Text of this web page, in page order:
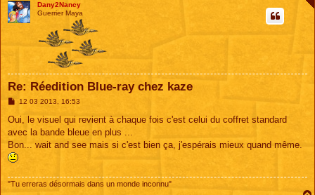
Dany2Nancy
Guerrier Maya
Re: Réedition Blue-ray chez kaze
M
s
a
g
12 03 2013, 16:53
Oui, le visuel qui revient à chaque fois c'est celui du coffret standard
avec la bande bleue en plus ...
Bon... wait and see mais si c'est bien ça, j'espérais mieux quand même.
"Tu erreras désormais dans un monde inconnu"